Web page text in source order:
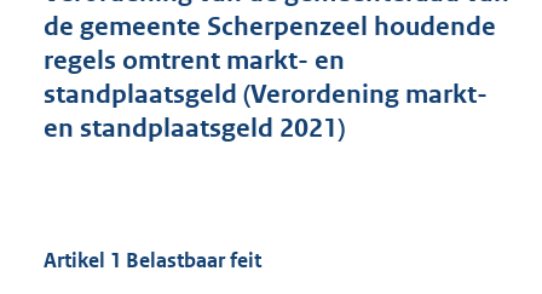
o
t
t
de gemeente Scherpenzeel houdende
regels omtrent markt- en
standplaatsgeld (Verordening markt-
en standplaatsgeld 2021)
Artikel 1 Belastbaar feit